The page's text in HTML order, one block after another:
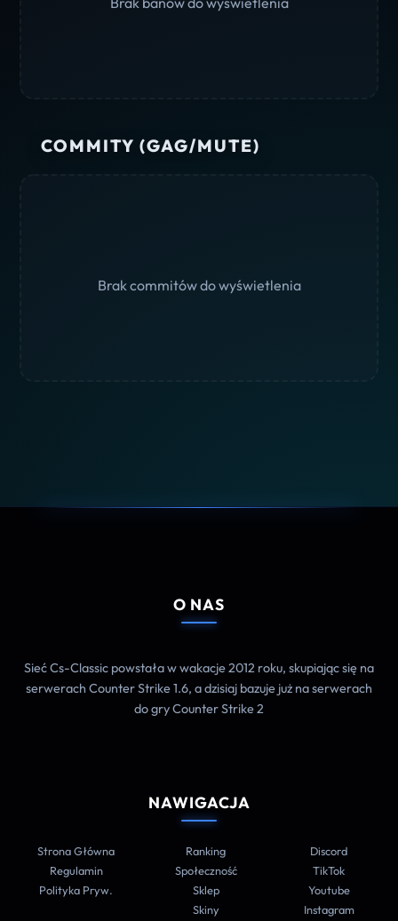
COMMITY (GAG/MUTE)
Brak commitów do wyświetlenia
O NAS
Sieć Cs-Classic powstała w wakacje 2012 roku, skupiając się na
serwerach Counter Strike 1.6, a dzisiaj bazuje już na serwerach
do gry Counter Strike 2
NAWIGACJA
Strona Główna
Regulamin
Polityka Pryw.
Ranking
Społeczność
Sklep
Skiny
Discord
TikTok
Youtube
Instagram